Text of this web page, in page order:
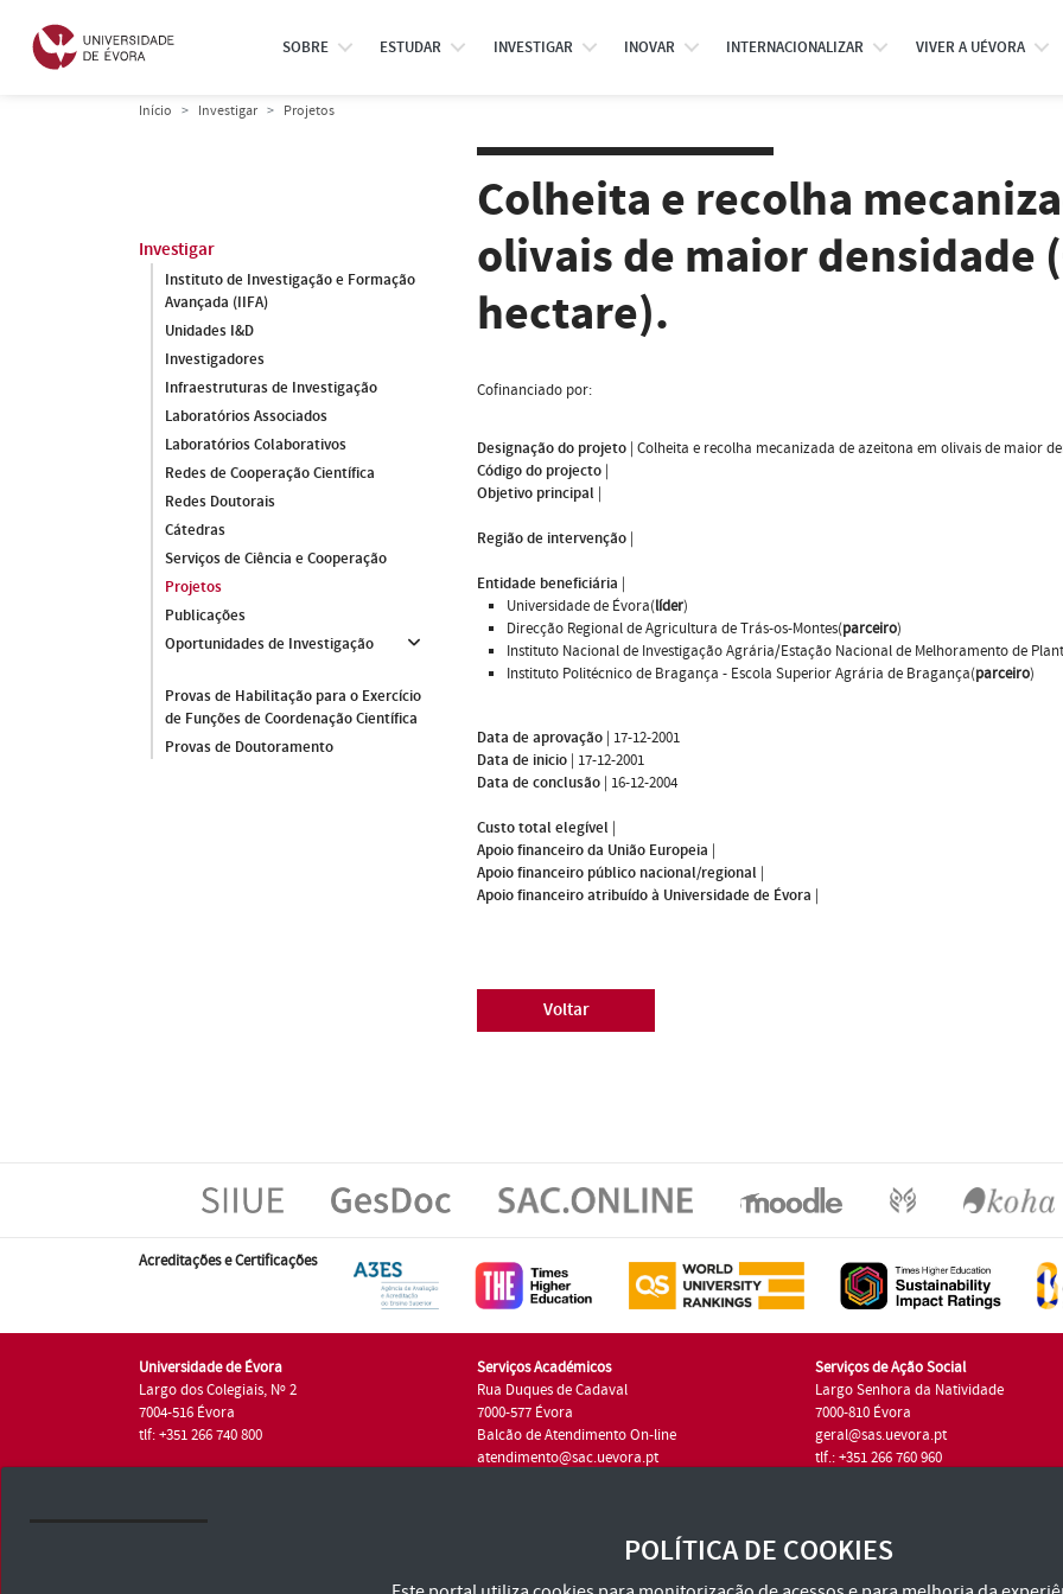
SOBRE ESTUDAR INVESTIGAR INOVAR INTERNACIONALIZAR VIVER A UÉVORA
Início Investigar Projetos
Investigar
Instituto de Investigação e Formação
Avançada (IIFA)
Unidades I&D
Investigadores
Infraestruturas de Investigação
Laboratórios Associados
Laboratórios Colaborativos
Redes de Cooperação Científica
Redes Doutorais
Cátedras
Serviços de Ciência e Cooperação
Projetos
Publicações
Oportunidades de Investigação
Provas de Habilitação para o Exercício
de Funções de Coordenação Científica
Provas de Doutoramento
Colheita e recolha
olivais de maior densidade
hectare).
Cofinanciado por:
Designação do projeto | Colheita e recolha mecanizada de azeitona em olivais de maior
Código do projecto |
Objetivo principal |
Região de intervenção |
Entidade beneficiária |
Universidade de Évora(líder)
Direcção Regional de Agricultura de Trás-os-Montes(parceiro)
Instituto Nacional de Investigação Agrária/Estação Nacional de Melhoramento de
Instituto Politécnico de Bragança - Escola Superior Agrária de Bragança(parceiro)
Data de aprovação | 17-12-2001
Data de inicio | 17-12-2001
Data de conclusão | 16-12-2004
Custo total elegível |
Apoio financeiro da União Europeia |
Apoio financeiro público nacional/regional |
Apoio financeiro atribuído à Universidade de Évora |
Voltar
Acreditações e Certificações
Universidade de Évora
Largo dos Colegiais, Nº 2
7004-516 Évora
tlf: +351 266 740 800
Serviços Académicos
Rua Duques de Cadaval
7000-577 Évora
Balcão de Atendimento On-line
atendimento@sac.uevora.pt
Serviços de Ação Social
Largo Senhora da Natividade
7000-810 Évora
geral@sas.uevora.pt
tlf.: +351 266 760 960
POLÍTICA DE COOKIES